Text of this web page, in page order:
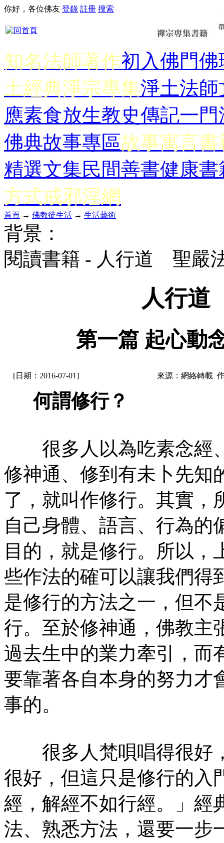
你好，各位佛友 登錄 註冊 搜索
知名法師著作初入佛門佛
土經典淨宗專集淨土法師
應素食放生教史傳記一門
佛典故事專區故事寓言書
精選文集民間善書健康書
方式戒邪淫網
首頁 → 佛教徒生活 → 生活藝術
背景：
閱讀書籍 - 人行道 聖嚴
人行
第一篇 起心動
[日期：2016-07-01] 來源：網絡轉載
何謂修行？
很多人以為吃素念經
修神通、修到有未卜先知
了，就叫作修行。其實，
自己身體、語言、行為的
目的，就是修行。所以
些作法的確可以讓我們得
是修行的方法之一，但不
行。至於修神通，佛教主
過去生中的業力牽引，而
要靠著各自本身的努力才
事的。
很多人梵唄唱得很好
很好，但這只是修行的入
經，解經不如行經。」經
法、熟悉方法，還要一步